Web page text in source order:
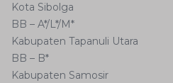
Kota Sibolga
BB – A*/L*/M*
Kabupaten Tapanuli Utara
BB – B*
Kabupaten Samosir